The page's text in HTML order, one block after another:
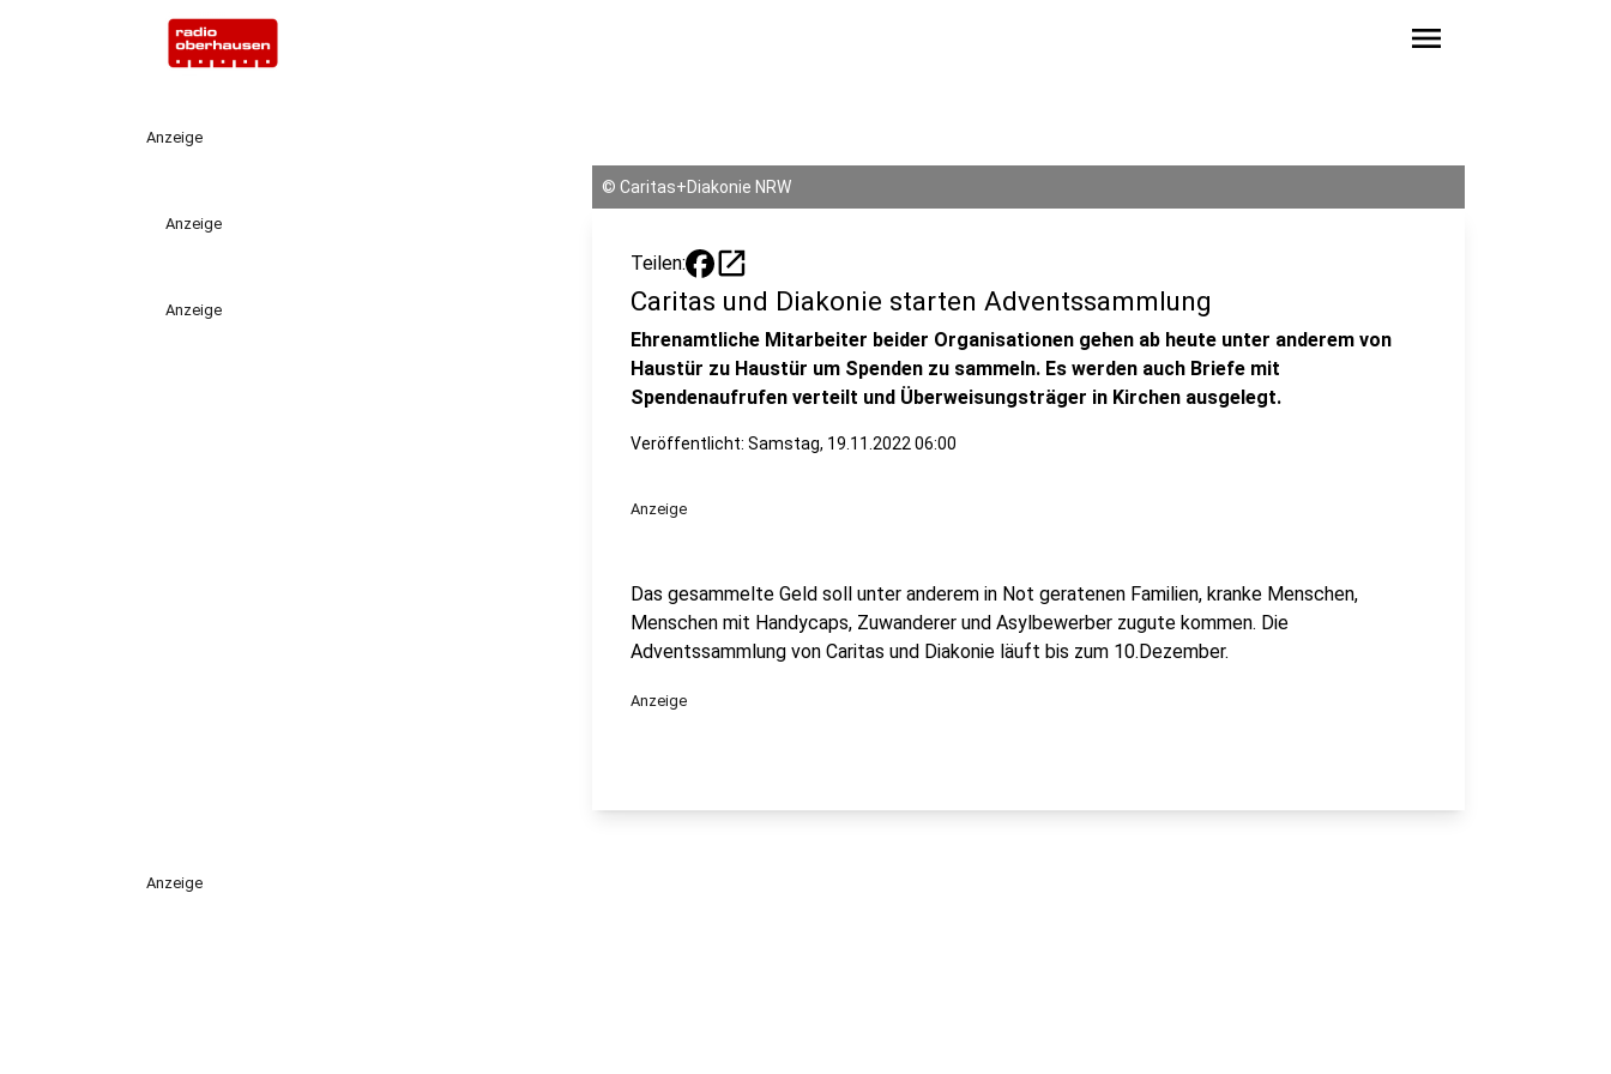
menu
Anzeige
Anzeige
Anzeige
© Caritas+Diakonie NRW
Teilen: open_in_new
Caritas und Diakonie starten Adventssammlung
Ehrenamtliche Mitarbeiter beider Organisationen gehen ab heute unter anderem von
Haustür zu Haustür um Spenden zu sammeln. Es werden auch Briefe mit
Spendenaufrufen verteilt und Überweisungsträger in Kirchen ausgelegt.
Veröffentlicht: Samstag, 19.11.2022 06:00
Anzeige
Das gesammelte Geld soll unter anderem in Not geratenen Familien, kranke Menschen,
Menschen mit Handycaps, Zuwanderer und Asylbewerber zugute kommen. Die
Adventssammlung von Caritas und Diakonie läuft bis zum 10.Dezember.
Anzeige
Anzeige